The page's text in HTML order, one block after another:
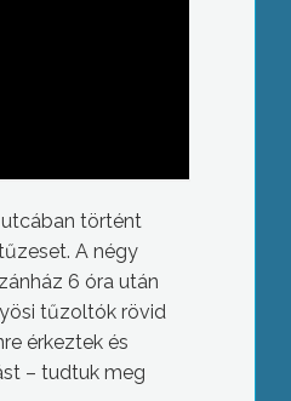
utcában történt
A négy
6 óra után
tűzoltók rövid
érkeztek és
– tudtuk meg